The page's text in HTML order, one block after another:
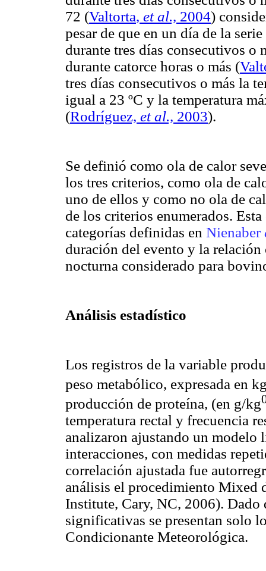
72 (Valtorta, et al., 2004)
pesar de que en un día de la
durante tres días consecutivos
durante catorce horas o más (
tres días consecutivos o más la
igual a 23 ºC y la temperatura
(Rodríguez, et al., 2003).
Se definió como ola de calor
los tres criterios, como ola de
uno de ellos y como no ola de
de los criterios enumerados.
categorías definidas en Nienaber
duración del evento y la
nocturna considerado para
Análisis estadístico
Los registros de la variable
peso metabólico, expresada en
producción de proteína, (en g/kg
temperatura rectal y frecuencia
analizaron ajustando un modelo
interacciones, con medidas
correlación ajustada fue
análisis el procedimiento Mixed
Institute, Cary, NC, 2006). Dado
significativas se presentan solo
Condicionante Meteorológica.